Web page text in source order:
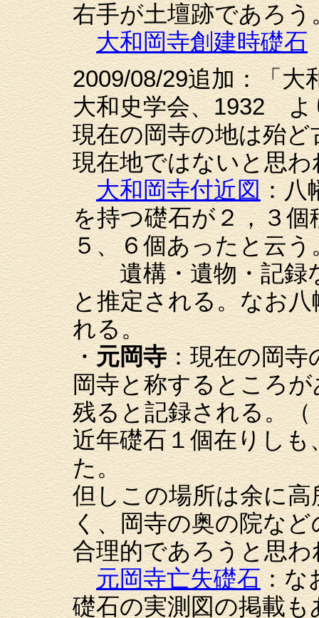
右手が土壇跡であろう
大和岡寺創建時礎石
2009/08/29追加：「大
大和史学会、1932 よ
現在の岡寺の地は殆
現在地ではないと思わ
大和岡寺付近図：八
を持つ礎石が２，３
５、６個あったと云う
遺構・遺物・記録な
と推定される。なお
れる。
・元岡寺：現在の岡寺
岡寺と称するところ
残ると記録される。
近年礎石１個在りし
た。
但しこの場所は余に
く、岡寺の奥の院な
合理的であろうと思わ
元岡寺亡失礎石：な
礎石の実測図の掲載